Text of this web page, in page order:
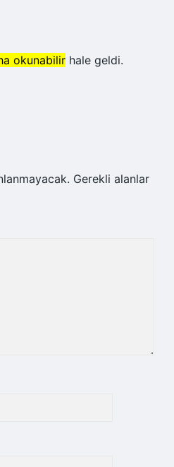
okunabilir hale geldi.
Gerekli alanlar